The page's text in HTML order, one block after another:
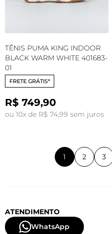
TÊNIS PUMA KING INDOOR
BLACK WARM WHITE 401683-
01
FRETE GRÁTIS*
R$ 749,90
ou 10x de R$ 74,99 sem juros
1 2 3
ATENDIMENTO
WhatsApp